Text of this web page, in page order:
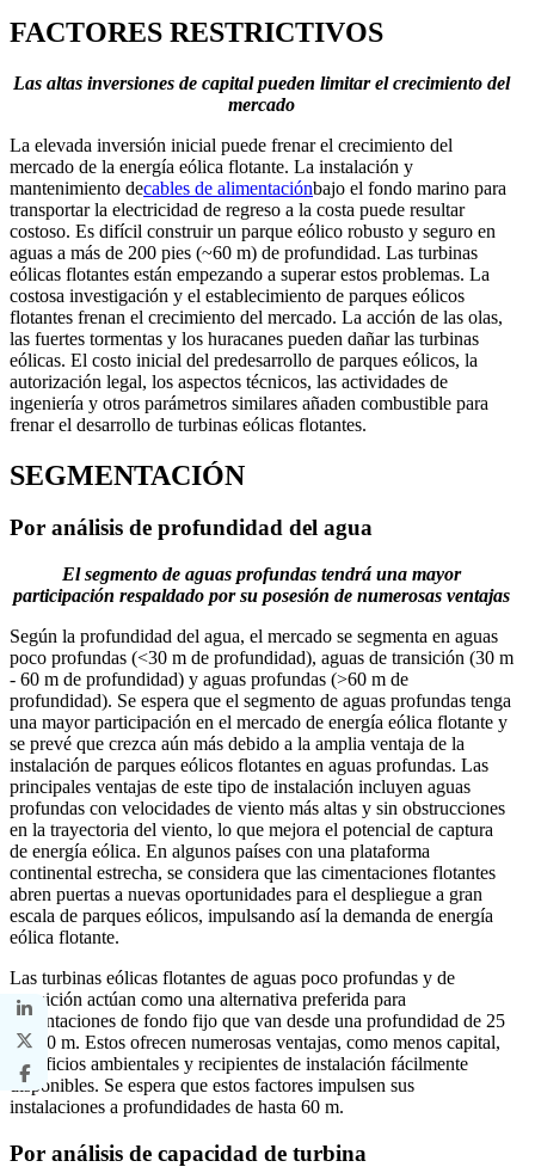
FACTORES RESTRICTIVOS
Las altas inversiones de capital pueden limitar el crecimiento del
mercado
La elevada inversión inicial puede frenar el crecimiento del
mercado de la energía eólica flotante. La instalación y
mantenimiento decables de alimentaciónbajo el fondo marino para
transportar la electricidad de regreso a la costa puede resultar
costoso. Es difícil construir un parque eólico robusto y seguro en
aguas a más de 200 pies (~60 m) de profundidad. Las turbinas
eólicas flotantes están empezando a superar estos problemas. La
costosa investigación y el establecimiento de parques eólicos
flotantes frenan el crecimiento del mercado. La acción de las olas,
las fuertes tormentas y los huracanes pueden dañar las turbinas
eólicas. El costo inicial del predesarrollo de parques eólicos, la
autorización legal, los aspectos técnicos, las actividades de
ingeniería y otros parámetros similares añaden combustible para
frenar el desarrollo de turbinas eólicas flotantes.
SEGMENTACIÓN
Por análisis de profundidad del agua
El segmento de aguas profundas tendrá una mayor
participación respaldado por su posesión de numerosas ventajas
Según la profundidad del agua, el mercado se segmenta en aguas
poco profundas (<30 m de profundidad), aguas de transición (30 m
- 60 m de profundidad) y aguas profundas (>60 m de
profundidad). Se espera que el segmento de aguas profundas tenga
una mayor participación en el mercado de energía eólica flotante y
se prevé que crezca aún más debido a la amplia ventaja de la
instalación de parques eólicos flotantes en aguas profundas. Las
principales ventajas de este tipo de instalación incluyen aguas
profundas con velocidades de viento más altas y sin obstrucciones
en la trayectoria del viento, lo que mejora el potencial de captura
de energía eólica. En algunos países con una plataforma
continental estrecha, se considera que las cimentaciones flotantes
abren puertas a nuevas oportunidades para el despliegue a gran
escala de parques eólicos, impulsando así la demanda de energía
eólica flotante.
Las turbinas eólicas flotantes de aguas poco profundas y de
transición actúan como una alternativa preferida para
cimentaciones de fondo fijo que van desde una profundidad de 25
ma 50 m. Estos ofrecen numerosas ventajas, como menos capital,
beneficios ambientales y recipientes de instalación fácilmente
disponibles. Se espera que estos factores impulsen sus
instalaciones a profundidades de hasta 60 m.
Por análisis de capacidad de turbina